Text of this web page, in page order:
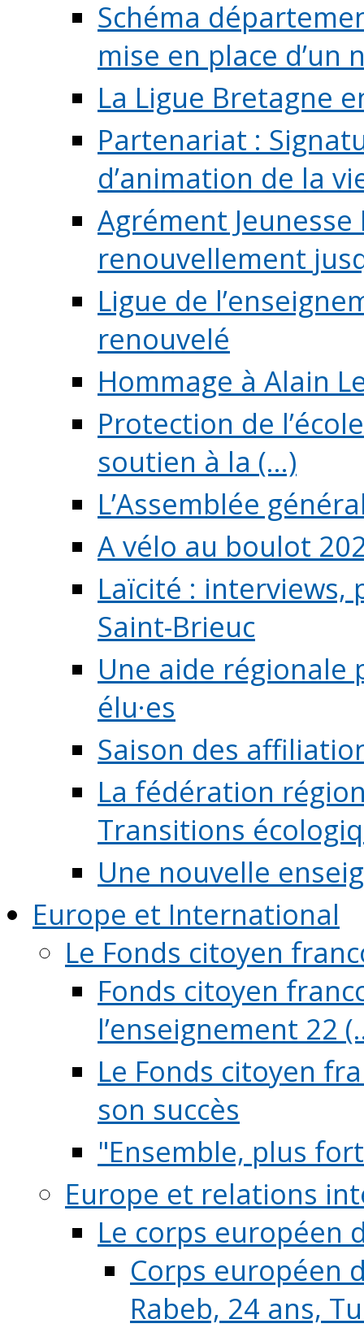
Schéma
mise en place d’un
La Ligue Bretagne
Partenariat :
d’animation de la
Agrément
renouvellement
Ligue de
renouvelé
Hommage à Alain
Protection de
soutien à la (...)
L’Assemblée
A vélo au boulot
Laïcité :
Saint-Brieuc
Une aide régionale
élu·es
Saison des
La fédération
Transitions
Une nouvelle
Europe et International
Le Fonds citoyen
Fonds citoyen
l’enseignement 22
Le Fonds citoyen
son succès
"Ensemble, plus
Europe et relations
Le corps européen
Corps européen
Rabeb, 24 ans,